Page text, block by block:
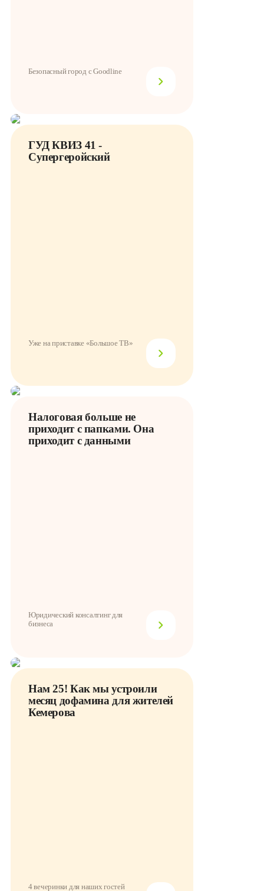
Безопасный город с Goodline
ГУД КВИЗ 41 -
Супергеройский
Уже на приставке «Большое ТВ»
Налоговая больше не
приходит с папками. Она
приходит с данными
Юридический консалтинг для
бизнеса
Нам 25! Как мы устроили
месяц дофамина для жителей
Кемерова
4 вечеринки для наших гостей